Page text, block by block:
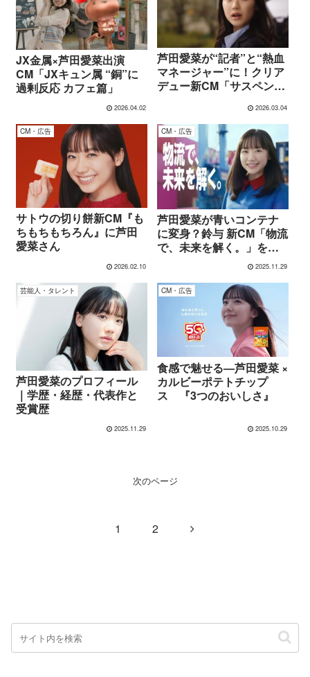
JX金属×芦田愛菜出演
CM「JXキュン属 “銅”に
過剰反応 カフェ篇」
2026.04.02
芦田愛菜が“記者”と“熱血
マネージャー”に！クリア
デュー新CM「サスペン
2026.03.04
CM・広告
サトウの切り餅新CM『も
ちもちもちろん』に芦田
愛菜さん
2026.02.10
CM・広告
芦田愛菜が青いコンテナ
に変身？鈴与 新CM「物流
で、未来を解く。」を解
2025.11.29
芸能人・タレント
芦田愛菜のプロフィール
｜学歴・経歴・代表作と
受賞歴
2025.11.29
CM・広告
食感で魅せる—芦田愛菜 ×
カルビーポテトチップ
ス 『3つのおいしさ』
2025.10.29
次のページ
1 2
次